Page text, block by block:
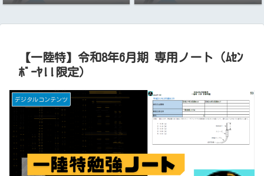
【一陸特】令和8年6月期 専用ノート（ﾑｾﾝ
ﾎﾞｰﾔ!!限定）
デジタルコンテンツ